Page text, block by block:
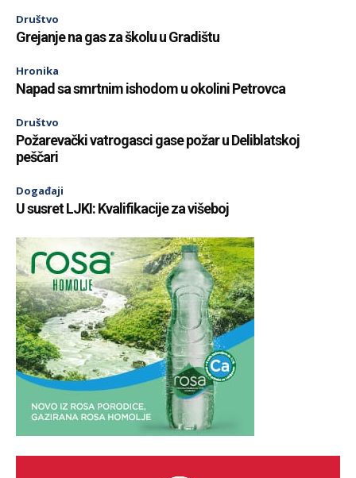
Društvo
Grejanje na gas za školu u Gradištu
Hronika
Napad sa smrtnim ishodom u okolini Petrovca
Društvo
Požarevački vatrogasci gase požar u Deliblatskoj
peščari
Događaji
U susret LJKI: Kvalifikacije za višeboj